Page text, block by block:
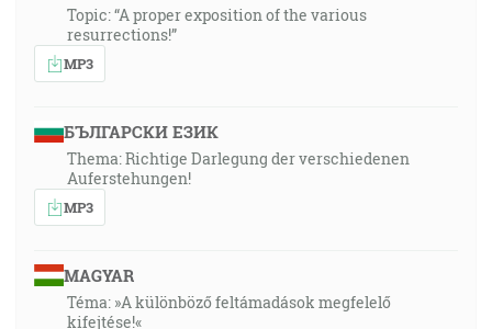
Topic: “A proper exposition of the various
resurrections!”
MP3
БЪЛГАРСКИ ЕЗИК
Thema: Richtige Darlegung der verschiedenen
Auferstehungen!
MP3
MAGYAR
Téma: »A különböző feltámadások megfelelő
kifejtése!«